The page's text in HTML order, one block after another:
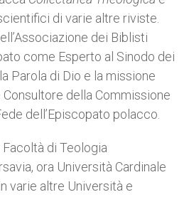
di varie altre riviste.
dei Biblisti
come Esperto al Sinodo dei
Parola di Dio e la missione
Consultore della Commissione
dell’Episcopato polacco.
di Teologia
ora Università Cardinale
varie altre Università e